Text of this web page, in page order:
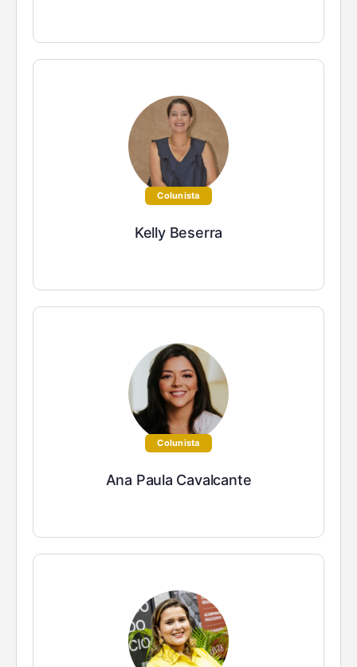
Colunista
Kelly Beserra
Colunista
Ana Paula Cavalcante